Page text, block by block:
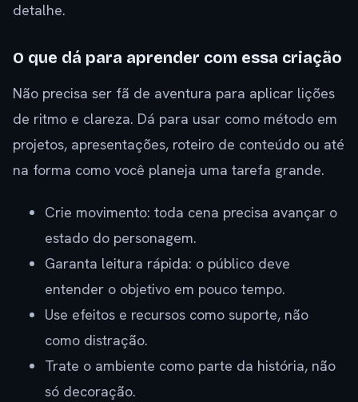
detalhe.
O que dá para aprender com essa criação
Não precisa ser fã de aventura para aplicar lições
de ritmo e clareza. Dá para usar como método em
projetos, apresentações, roteiro de conteúdo ou até
na forma como você planeja uma tarefa grande.
Crie movimento: toda cena precisa avançar o
estado do personagem.
Garanta leitura rápida: o público deve
entender o objetivo em pouco tempo.
Use efeitos e recursos como suporte, não
como distração.
Trate o ambiente como parte da história, não
só decoração.